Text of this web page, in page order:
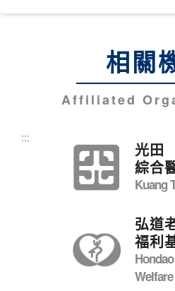
相關
Affiliated
:::
光田
綜合
Kuang
弘道
福利